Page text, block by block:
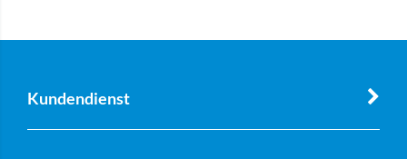
Kundendienst